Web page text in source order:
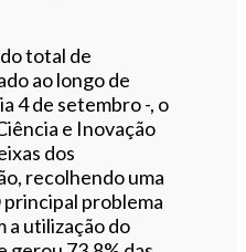
total de
ao longo de
4 de setembro -, o
e Inovação
dos
recolhendo uma
problema
a utilização do